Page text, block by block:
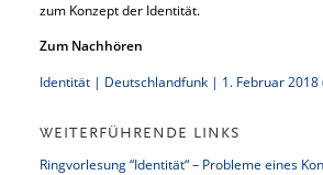
zum Konzept der Identität.
Zum Nachhören
Identität | Deutschlandfunk | 1. Februar 2018
WEITERFÜHRENDE LINKS
Ringvorlesung “Identität“ – Probleme eines